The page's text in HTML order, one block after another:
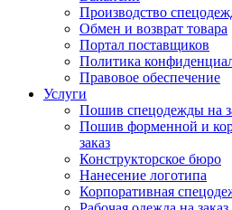
Производство
Обмен и возврат товара
Портал поставщиков
Политика
Правовое обеспечение
Услуги
Пошив спецодежды на
Пошив форменной и
заказ
Конструкторское бюро
Нанесение логотипа
Корпоративная